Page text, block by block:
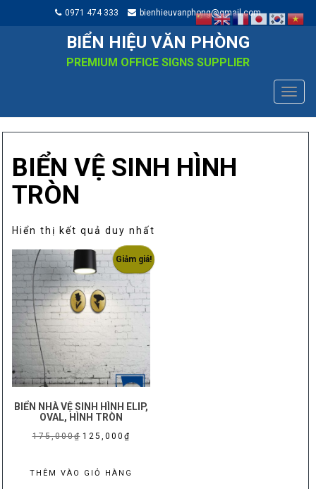
0971 474 333 bienhieuvanphong@gmail.com
BIỂN HIỆU VĂN PHÒNG
PREMIUM OFFICE SIGNS SUPPLIER
BIỂN VỆ SINH HÌNH
TRÒN
Hiển thị kết quả duy nhất
Giảm giá!
BIỂN NHÀ VỆ SINH HÌNH ELIP,
OVAL, HÌNH TRÒN
175,000₫ Giá
là:
125,000 ₫
tại
THÊM VÀO GIỎ HÀNG